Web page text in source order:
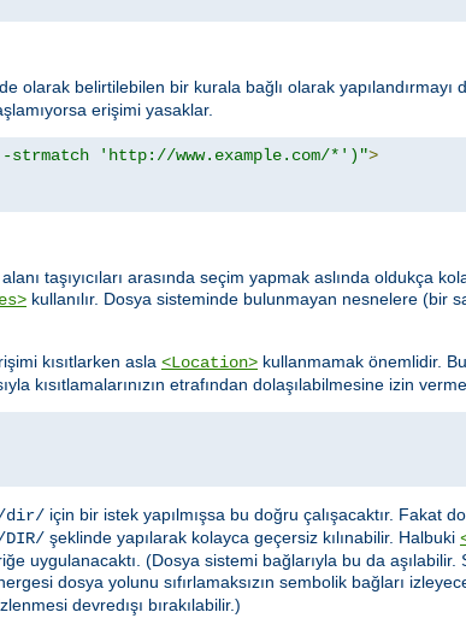
olarak belirtilebilen bir kurala bağlı olarak yapılandırmayı
erişimi yasaklar.
-strmatch 'http://www.example.com/*')">
alanı taşıyıcıları arasında seçim yapmak aslında
kullanılır. Dosya sisteminde bulunmayan nesnelere (bir
kısıtlarken asla <Location> kullanmamak önemlidir.
kısıtlamalarınızın etrafından dolaşılabilmesine izin
dir/ için bir istek yapılmışsa bu doğru çalışacaktır. Fakat
şeklinde yapılarak kolayca geçersiz kılınabilir. Halbuki
uygulanacaktı. (Dosya sistemi bağlarıyla bu da
dosya yolunu sıfırlamaksızın sembolik bağları
devredışı bırakılabilir.)